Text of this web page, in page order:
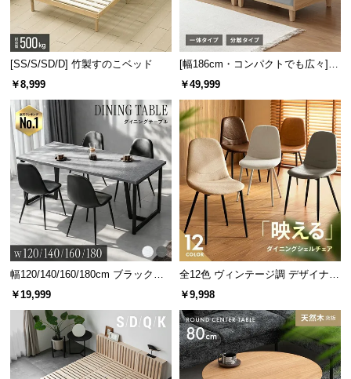
商品サイズ
※単位は「センチメートル」になります
[SS/S/SD/D] 竹製すのこベッド
￥8,999
[幅186cm・コンパクトでも広々] 3
人掛けソファベッド リクライニン
￥49,999
幅120/140/160/180cm ブラックフ
レーム ダイニング 大理石調 4人掛
￥19,999
全12色 ヴィンテージ調 デザイナー
ズシェルチェア
￥9,998